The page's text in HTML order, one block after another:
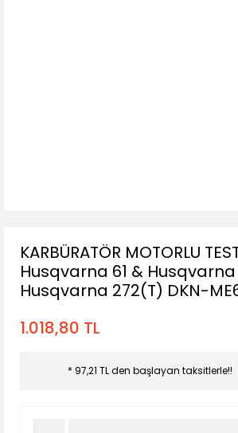
KARBÜRATÖR MOTORLU
Husqvarna 61 &
Husqvarna 272(T) DKN-
1.018,80 TL
* 97,21 TL den başlayan taksitlerle!!